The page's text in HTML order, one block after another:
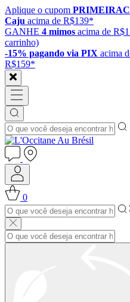
Aplique o cupom
Caju acima de R$139*
GANHE 4 mimos acima de
carrinho)
-15% pagando via PIX acima
R$159*
0